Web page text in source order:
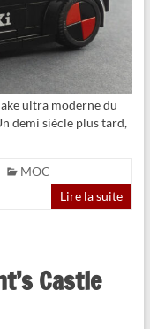
ultra moderne du
demi siècle plus tard,
MOC
Lire la suite
Castle